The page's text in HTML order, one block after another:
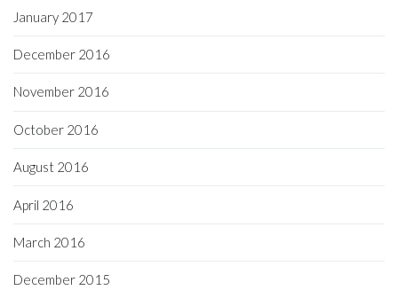
January 2017
December 2016
November 2016
October 2016
August 2016
April 2016
March 2016
December 2015